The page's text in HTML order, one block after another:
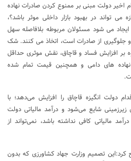
اخیر دولت مبنی بر ممنوع کردن صادرات نهاده
می تواند در بهبود بازار داخلی موثر باشد؟،
می شود مسئولان مربوطه بلافاصله سهل
جلوگیری از صادرات است، اتخاذ می کنند. شک
بر افزایش فساد و قاچاق، نقش موثری حداقل
های دامی و همچنین قیمت تمام شده
دولت انگیزه قاچاق را افزایش می‌دهد؛ با
زیرزمینی شایع می‌شود و درآمد مالیاتی دولت
مالیاتی کافی نداشته باشد، نمی‌تواند از
تصمیم وزارت جهاد کشاورزی که بدون